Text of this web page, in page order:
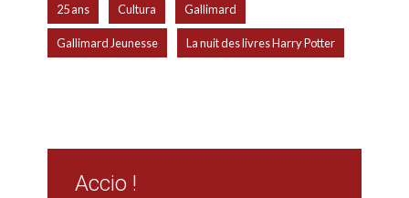
25 ans Cultura Gallimard
Gallimard Jeunesse La nuit des livres Harry Potter
Accio !